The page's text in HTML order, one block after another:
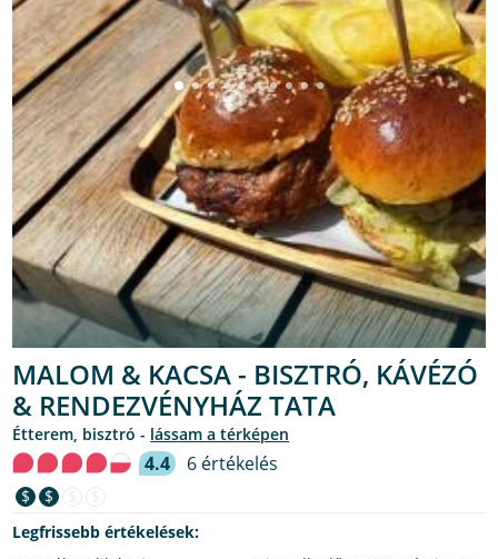
MALOM & KACSA - BISZTRÓ, KÁVÉZÓ
& RENDEZVÉNYHÁZ TATA
étterem, bisztró - lássam a térképen
4.4 6 értékelés
$ $
Legfrissebb értékelések: